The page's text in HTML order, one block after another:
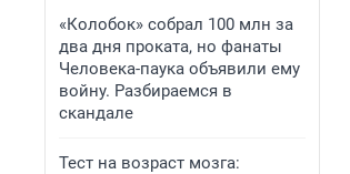
«Колобок» собрал 100 млн за
два дня проката, но фанаты
Человека-паука объявили ему
войну. Разбираемся в
скандале
Тест на возраст мозга: